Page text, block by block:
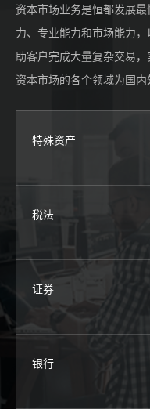
资本市场业务是恒都发展
力、专业能力和市场能力
助客户完成大量复杂交易
资本市场的各个领域为国内
特殊资产
税法
证券
银行